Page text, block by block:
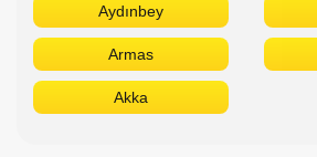
Aydınbey
Armas
Akka